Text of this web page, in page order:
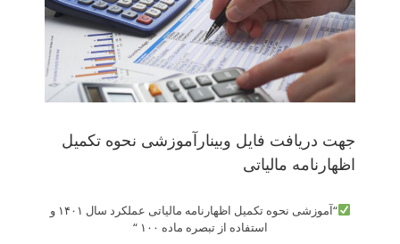
جهت دریافت فایل وبینارآموزشی نحوه تکمیل
اظهارنامه مالیاتی
“آموزشی نحوه تکمیل اظهارنامه مالیاتی عملکرد سال ۱۴۰۱ و
استفاده از تبصره ماده ۱۰۰ “